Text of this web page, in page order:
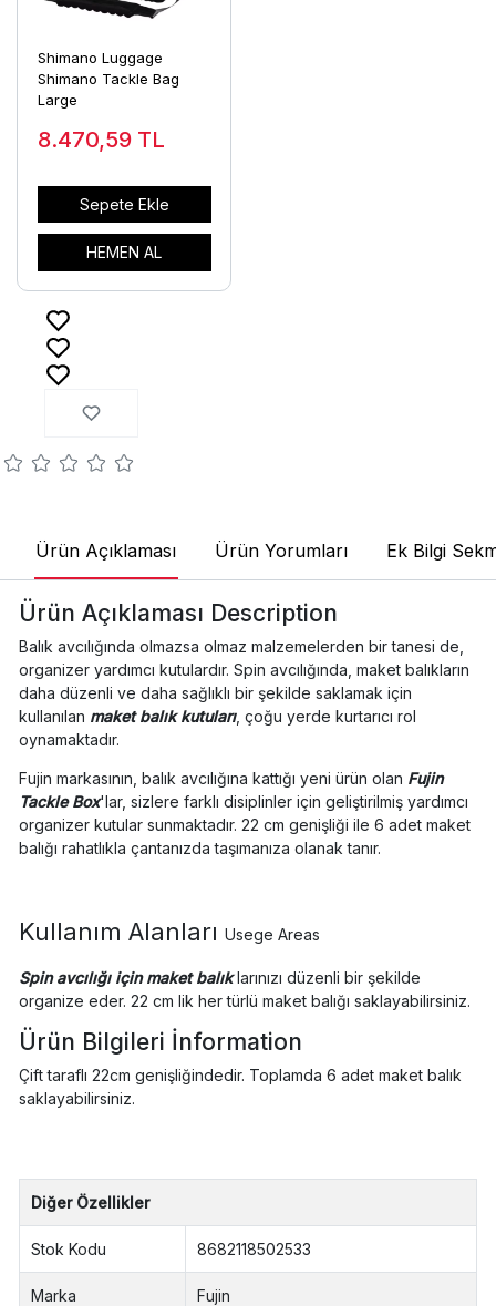
Shimano Luggage
Shimano Tackle Bag
Large
8.470,59 TL
Sepete Ekle
HEMEN AL
Ürün Açıklaması Ürün Yorumları Ek Bilgi
Ürün Açıklaması Description
Balık avcılığında olmazsa olmaz malzemelerden bir tanesi de,
organizer yardımcı kutulardır. Spin avcılığında, maket balıkların
daha düzenli ve daha sağlıklı bir şekilde saklamak için
kullanılan maket balık kutuları, çoğu yerde kurtarıcı rol
oynamaktadır.
Fujin markasının, balık avcılığına kattığı yeni ürün olan Fujin
Tackle Box'lar, sizlere farklı disiplinler için geliştirilmiş yardımcı
organizer kutular sunmaktadır. 22 cm genişliği ile 6 adet maket
balığı rahatlıkla çantanızda taşımanıza olanak tanır.
Kullanım Alanları Usege Areas
Spin avcılığı için maket balıklarınızı düzenli bir şekilde
organize eder. 22 cm lik her türlü maket balığı saklayabilirsiniz.
Ürün Bilgileri İnformation
Çift taraflı 22cm genişliğindedir. Toplamda 6 adet maket balık
saklayabilirsiniz.
Diğer Özellikler
Stok Kodu 8682118502533
Marka Fujin